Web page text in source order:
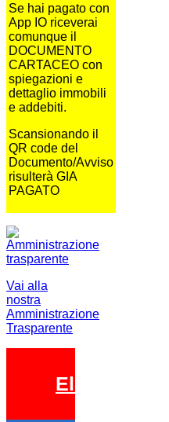
Se hai pagato con
App IO riceverai
comunque il
DOCUMENTO
CARTACEO con
spiegazioni e
dettaglio immobili
e addebiti.
Scansionando il
QR code del
Documento/Avviso
risulterà GIA
PAGATO
Vai alla
nostra
Amministrazione
Trasparente
Elezioni 2026